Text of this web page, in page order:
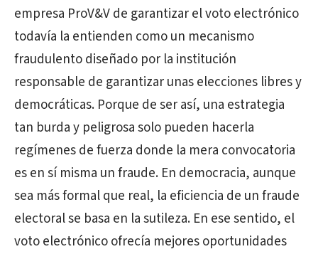
empresa ProV&V de garantizar el voto electrónico
todavía la entienden como un mecanismo
fraudulento diseñado por la institución
responsable de garantizar unas elecciones libres y
democráticas. Porque de ser así, una estrategia
tan burda y peligrosa solo pueden hacerla
regímenes de fuerza donde la mera convocatoria
es en sí misma un fraude. En democracia, aunque
sea más formal que real, la eficiencia de un fraude
electoral se basa en la sutileza. En ese sentido, el
voto electrónico ofrecía mejores oportunidades